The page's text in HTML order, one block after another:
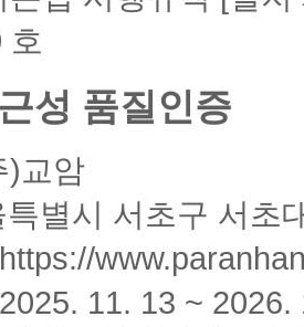
호
성 품질인증
)교암
별시 서초구 서초
11. 13 ~ 2026.